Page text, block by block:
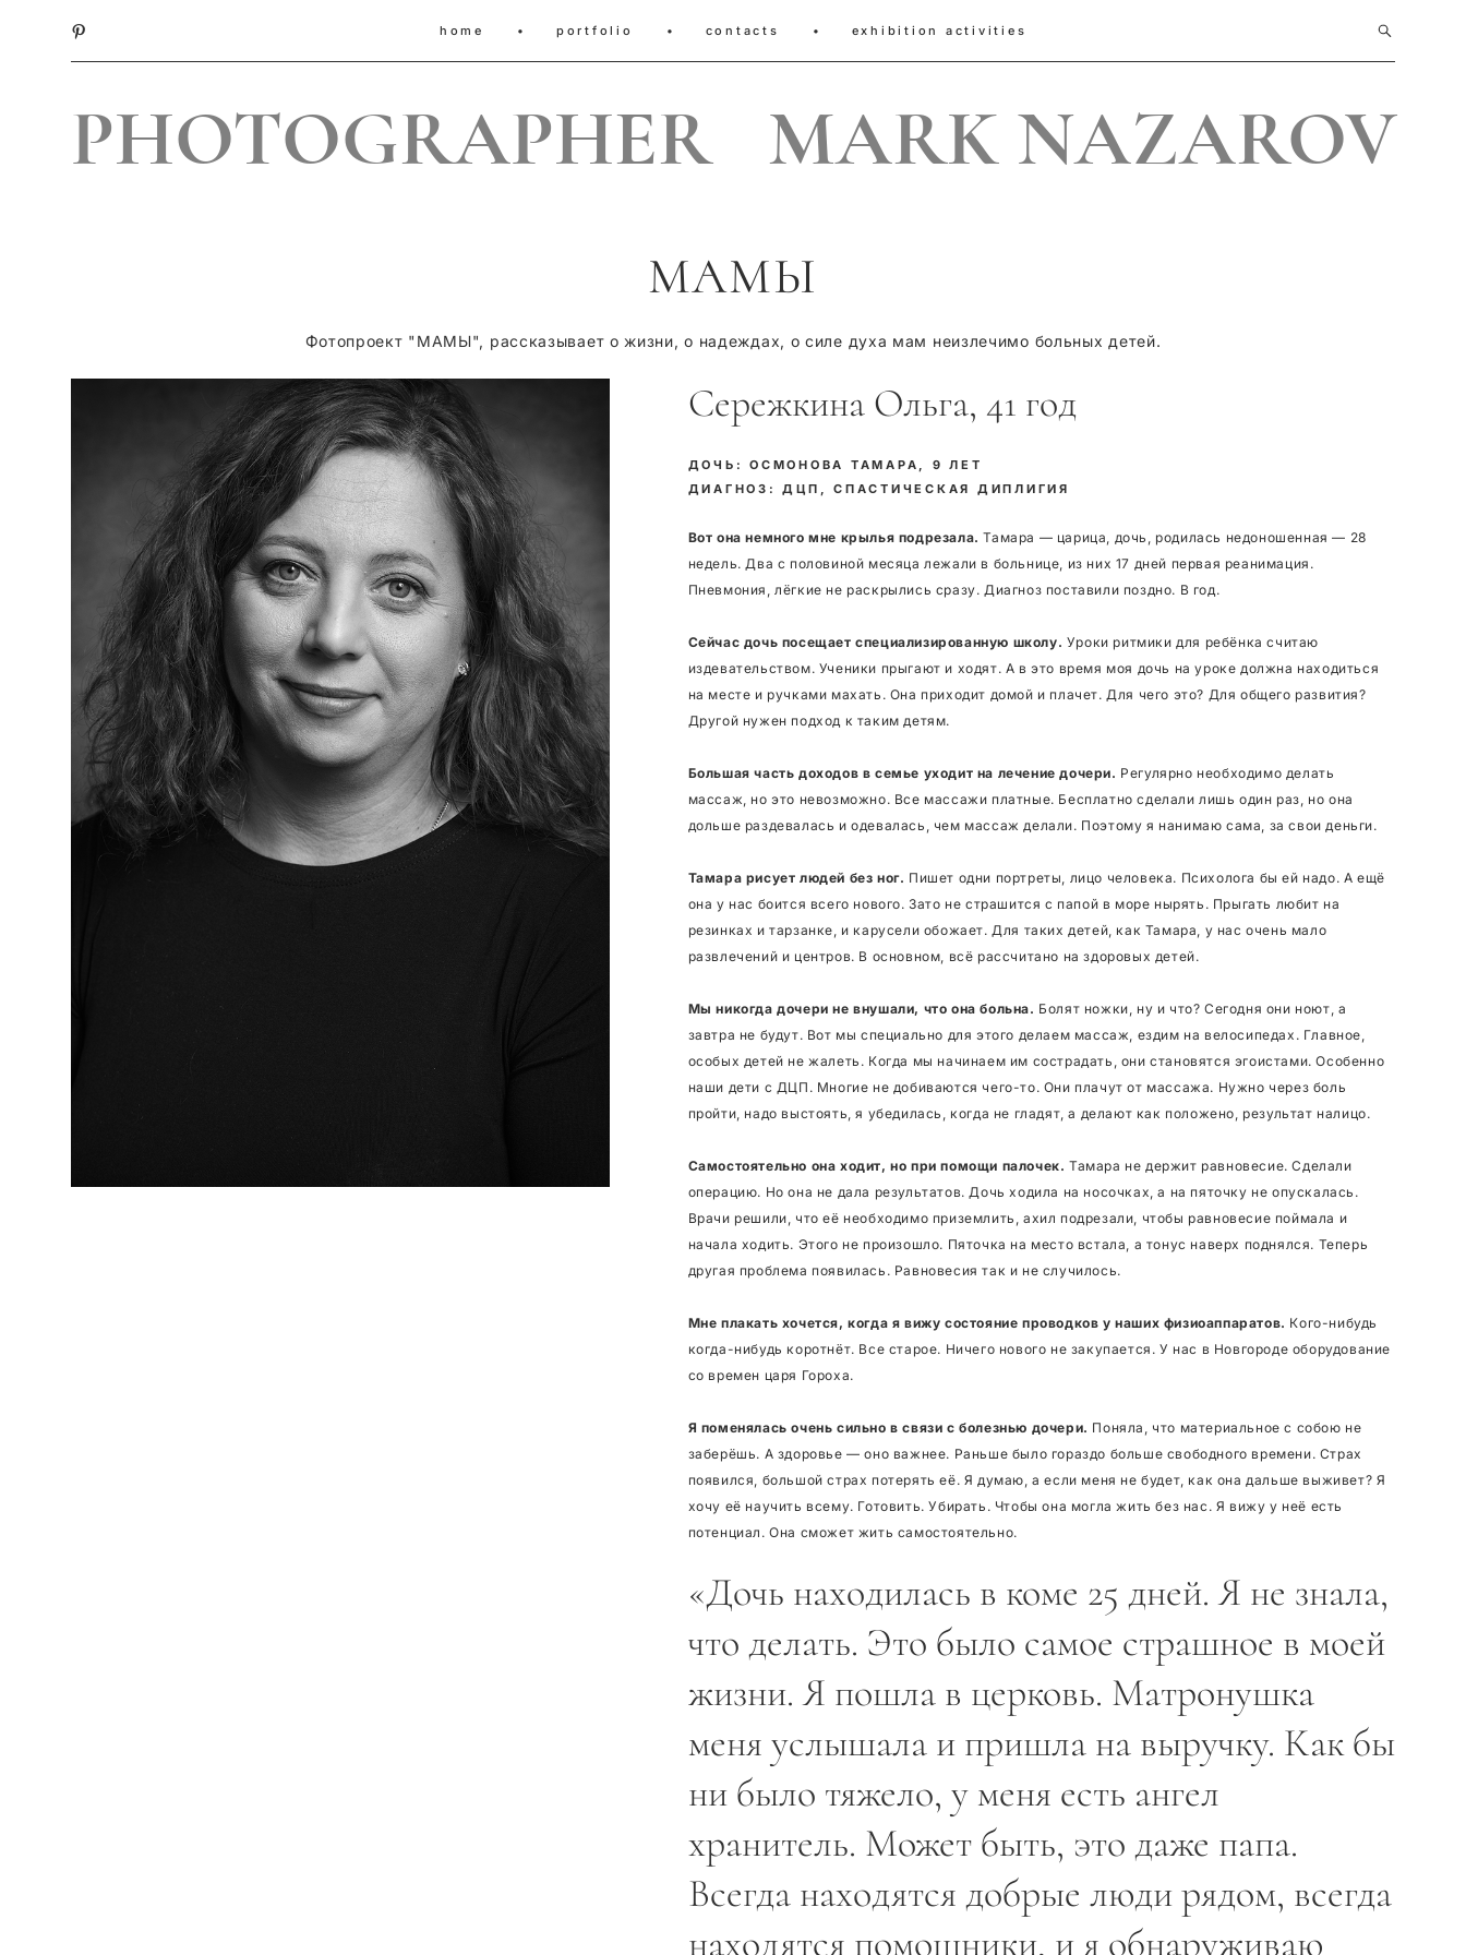
home • portfolio • contacts • exhibition activities
PHOTOGRAPHER MARK NAZAROV
МАМЫ
Фотопроект "МАМЫ", рассказывает о жизни, о надеждах, о силе духа мам неизлечимо больных детей.
Сережкина Ольга, 41 год
ДОЧЬ: ОСМОНОВА ТАМАРА, 9 ЛЕТ
ДИАГНОЗ: ДЦП, СПАСТИЧЕСКАЯ ДИПЛИГИЯ
Вот она немного мне крылья подрезала.Тамара — царица, дочь, родилась недоношенная — 28
недель. Два с половиной месяца лежали в больнице, из них 17 дней первая реанимация.
Пневмония, лёгкие не раскрылись сразу. Диагноз поставили поздно. В год.
Сейчас дочь посещает специализированную школу. Уроки ритмики для ребёнка считаю
издевательством. Ученики прыгают и ходят. А в это время моя дочь на уроке должна находиться
на месте и ручками махать. Она приходит домой и плачет. Для чего это? Для общего развития?
Другой нужен подход к таким детям.
Большая часть доходов в семье уходит на лечение дочери. Регулярно необходимо делать
массаж, но это невозможно. Все массажи платные. Бесплатно сделали лишь один раз, но она
дольше раздевалась и одевалась, чем массаж делали. Поэтому я нанимаю сама, за свои деньги.
Тамара рисует людей без ног. Пишет одни портреты, лицо человека. Психолога бы ей надо. А ещё
она у нас боится всего нового. Зато не страшится с папой в море нырять. Прыгать любит на
резинках и тарзанке, и карусели обожает. Для таких детей, как Тамара, у нас очень мало
развлечений и центров. В основном, всё рассчитано на здоровых детей.
Мы никогда дочери не внушали, что она больна. Болят ножки, ну и что? Сегодня они ноют, а
завтра не будут. Вот мы специально для этого делаем массаж, ездим на велосипедах. Главное,
особых детей не жалеть. Когда мы начинаем им сострадать, они становятся эгоистами. Особенно
наши дети с ДЦП. Многие не добиваются чего-то. Они плачут от массажа. Нужно через боль
пройти, надо выстоять, я убедилась, когда не гладят, а делают как положено, результат налицо.
Самостоятельно она ходит, но при помощи палочек. Тамара не держит равновесие. Сделали
операцию. Но она не дала результатов. Дочь ходила на носочках, а на пяточку не опускалась.
Врачи решили, что её необходимо приземлить, ахил подрезали, чтобы равновесие поймала и
начала ходить. Этого не произошло. Пяточка на место встала, а тонус наверх поднялся. Теперь
другая проблема появилась. Равновесия так и не случилось.
Мне плакать хочется, когда я вижу состояние проводков у наших физиоаппаратов. Кого-нибудь
когда-нибудь коротнёт. Все старое. Ничего нового не закупается. У нас в Новгороде оборудование
со времен царя Гороха.
Я поменялась очень сильно в связи с болезнью дочери. Поняла, что материальное с собою не
заберёшь. А здоровье — оно важнее. Раньше было гораздо больше свободного времени. Страх
появился, большой страх потерять её. Я думаю, а если меня не будет, как она дальше выживет? Я
хочу её научить всему. Готовить. Убирать. Чтобы она могла жить без нас. Я вижу у неё есть
потенциал. Она сможет жить самостоятельно.
«Дочь находилась в коме 25 дней. Я не знала,
что делать. Это было самое страшное в моей
жизни. Я пошла в церковь. Матронушка
меня услышала и пришла на выручку. Как бы
ни было тяжело, у меня есть ангел
хранитель. Может быть, это даже папа.
Всегда находятся добрые люди рядом, всегда
находятся помощники, и я обнаруживаю